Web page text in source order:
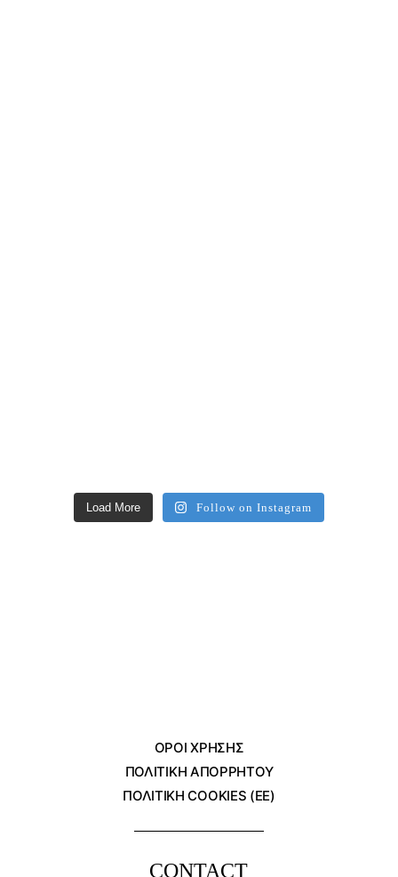
Load More Follow on Instagram
ΌΡΟΙ ΧΡΗΣΗΣ
ΠΟΛΙΤΙΚΗ ΑΠΟΡΡΗΤΟΥ
ΠΟΛΙΤΙΚΗ COOKIES (ΕΕ)
CONTACT